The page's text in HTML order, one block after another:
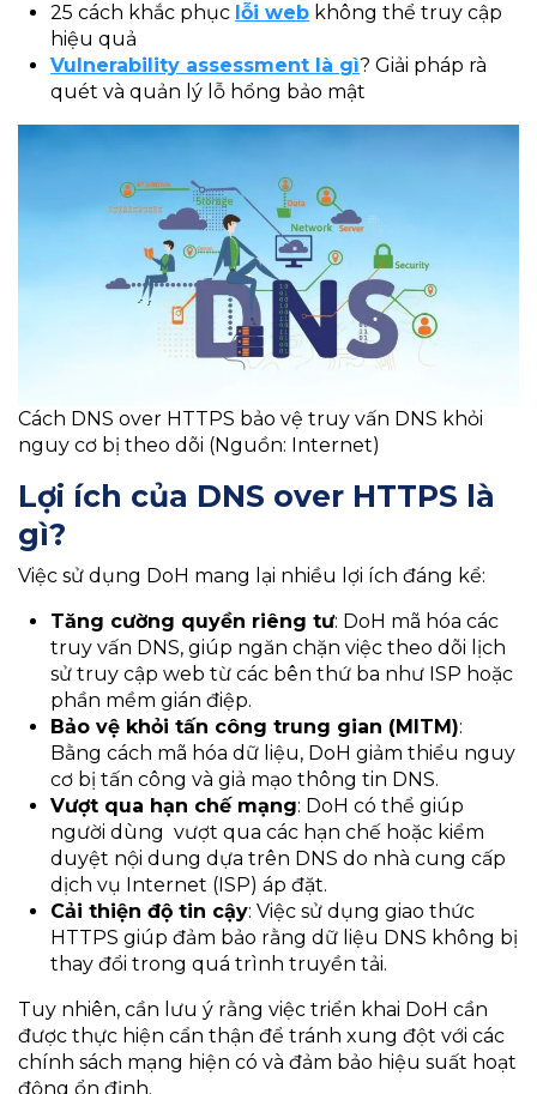
25 cách khắc phục lỗi web không thể truy cập
hiệu quả
Vulnerability assessment là gì? Giải pháp rà
quét và quản lý lỗ hổng bảo mật
Cách DNS over HTTPS bảo vệ truy vấn DNS khỏi
nguy cơ bị theo dõi (Nguồn: Internet)
Lợi ích của DNS over HTTPS là
gì?
Việc sử dụng DoH mang lại nhiều lợi ích đáng kể:​
Tăng cường quyền riêng tư: DoH mã hóa các
truy vấn DNS, giúp ngăn chặn việc theo dõi lịch
sử truy cập web từ các bên thứ ba như ISP hoặc
phần mềm gián điệp.
Bảo vệ khỏi tấn công trung gian (MITM):
Bằng cách mã hóa dữ liệu, DoH giảm thiểu nguy
cơ bị tấn công và giả mạo thông tin DNS.​
Vượt qua hạn chế mạng: DoH có thể giúp
người dùng vượt qua các hạn chế hoặc kiểm
duyệt nội dung dựa trên DNS do nhà cung cấp
dịch vụ Internet (ISP) áp đặt.​
Cải thiện độ tin cậy: Việc sử dụng giao thức
HTTPS giúp đảm bảo rằng dữ liệu DNS không bị
thay đổi trong quá trình truyền tải.​
Tuy nhiên, cần lưu ý rằng việc triển khai DoH cần
được thực hiện cẩn thận để tránh xung đột với các
chính sách mạng hiện có và đảm bảo hiệu suất hoạt
động ổn định.​